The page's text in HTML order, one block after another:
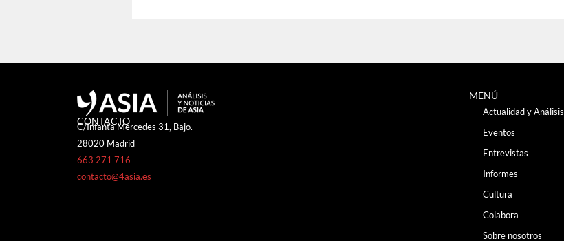
CONTACTO
C/Infanta Mercedes 31, Bajo.
28020 Madrid
663 271 716
contacto@4asia.es
MENÚ
Actualidad y Análisis
Eventos
Entrevistas
Informes
Cultura
Colabora
Sobre nosotros